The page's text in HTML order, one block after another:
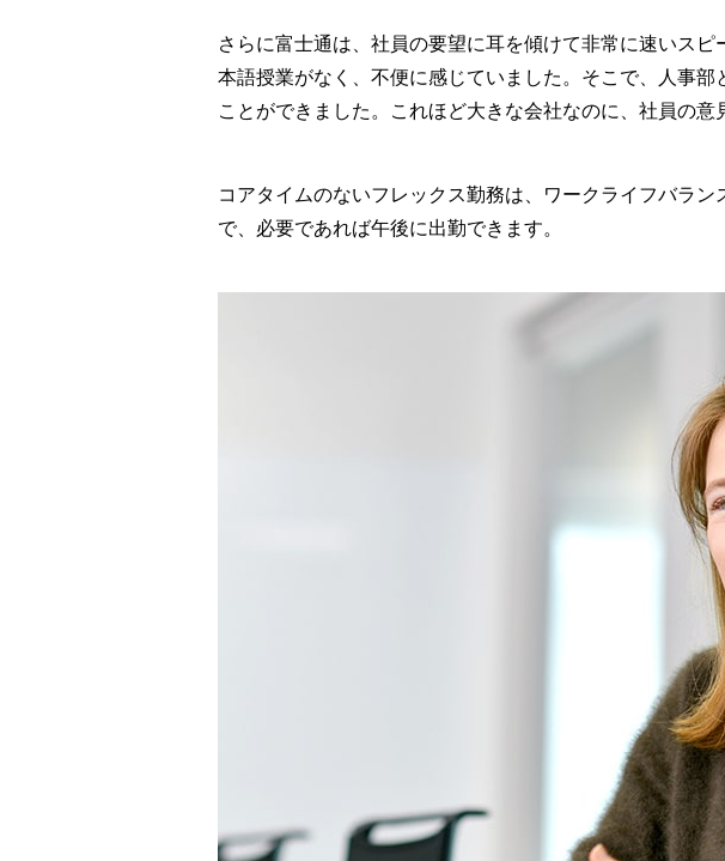
さらに富士通は、社員の要望に耳を傾けて非常に速いス
本語授業がなく、不便に感じていました。そこで、人事
ことができました。これほど大きな会社なのに、社員の意
コアタイムのないフレックス勤務は、ワークライフバラ
で、必要であれば午後に出勤できます。